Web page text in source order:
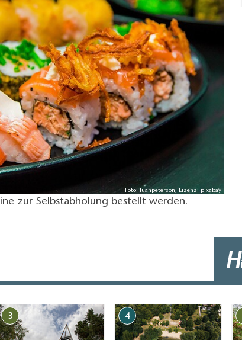
Foto: luanpeterson, Lizenz: pixabay
zur Selbstabholung bestellt werden.
H
3 4